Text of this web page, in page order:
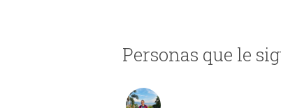
Personas que le